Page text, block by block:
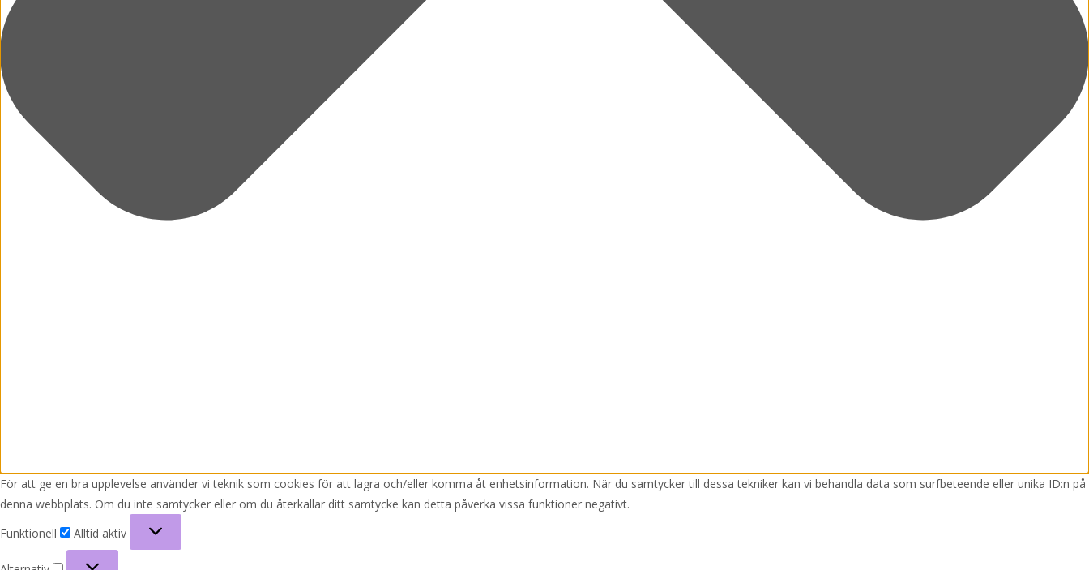
För att ge en bra upplevelse använder vi teknik som cookies för att lagra och/eller komma åt enhetsinformation. När du samtycker till dessa tekniker kan vi behandla data som surfbeteende eller unika ID:n på
denna webbplats. Om du inte samtycker eller om du återkallar ditt samtycke kan detta påverka vissa funktioner negativt.
Funktionell
Alltid aktiv
Alternativ